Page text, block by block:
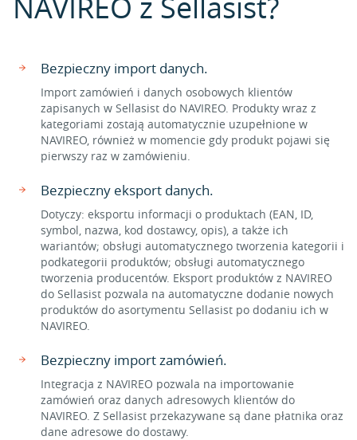
Bezpieczny import danych.
Import zamówień i danych osobowych klientów
zapisanych w Sellasist do NAVIREO. Produkty wraz z
kategoriami zostają automatycznie uzupełnione w
NAVIREO, również w momencie gdy produkt pojawi się
pierwszy raz w zamówieniu.
Bezpieczny eksport danych.
Dotyczy: eksportu informacji o produktach (EAN, ID,
symbol, nazwa, kod dostawcy, opis), a także ich
wariantów; obsługi automatycznego tworzenia kategorii i
podkategorii produktów; obsługi automatycznego
tworzenia producentów. Eksport produktów z NAVIREO
do Sellasist pozwala na automatyczne dodanie nowych
produktów do asortymentu Sellasist po dodaniu ich w
NAVIREO.
Bezpieczny import zamówień.
Integracja z NAVIREO pozwala na importowanie
zamówień oraz danych adresowych klientów do
NAVIREO. Z Sellasist przekazywane są dane płatnika oraz
dane adresowe do dostawy.